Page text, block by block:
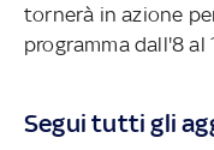
tornerà in azione
programma dall'8 al
Segui tutti gli